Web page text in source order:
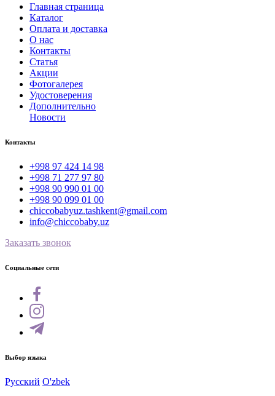
Главная страница
Каталог
Оплата и доставка
О нас
Контакты
Статья
Акции
Фотогалерея
Удостоверения
Дополнительно
Новости
Контакты
+998 97 424 14 98
+998 71 277 97 80
+998 90 990 01 00
+998 90 099 01 00
chiccobabyuz.tashkent@gmail.com
info@chiccobaby.uz
Заказать звонок
Социальные сети
Выбор языка
Русский O'zbek